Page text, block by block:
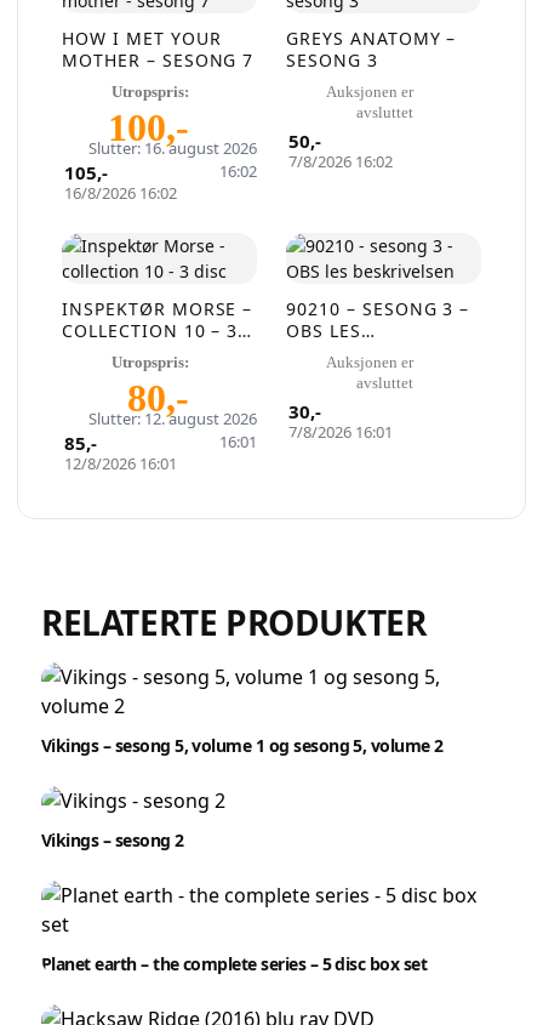
Slutter: 16. august 2026
16:02
HOW I MET YOUR
MOTHER – SESONG 7
Utropspris:
100,-
16/8/2026 16:02
105,-
GREYS ANATOMY –
SESONG 3
Auksjonen er
avsluttet
7/8/2026 16:02
50,-
Slutter: 12. august 2026
16:01
INSPEKTØR MORSE –
COLLECTION 10 – 3
Utropspris:
80,-
12/8/2026 16:01
85,-
90210 – SESONG 3 –
OBS LES
BESKRIVELSEN
Auksjonen er
avsluttet
7/8/2026 16:01
30,-
RELATERTE PRODUKTER
Vikings – sesong 5, volume 1 og sesong 5, volume 2
Vikings – sesong 2
Planet earth – the complete series – 5 disc box set
gratis på QXL.no
På QXL.no kan du selge helt gratis – uten
skjulte kostnader eller provisjon. Opprett
konto, legg ut auksjoner og nå kjøpere som
faktisk er interessert.
eller Logg inn
Opprett en konto på få sekunder og legg ut dine første
auksjoner i dag. Ingen gebyrer. Ingen provisjon. Bare ekte